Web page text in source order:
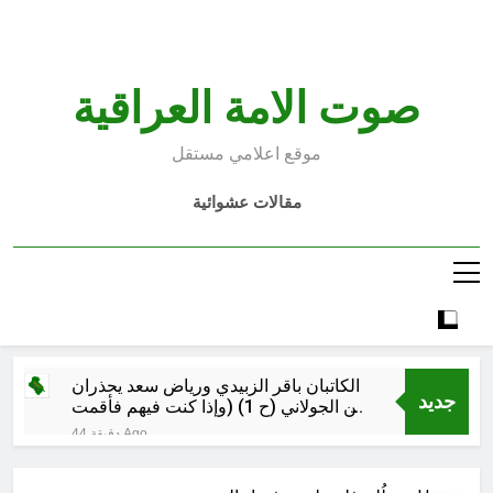
صوت الامة العراقية
موقع اعلامي مستقل
مقالات عشوائية
جديد
الكاتبان باقر الزبيدي ورياض سعد يحذران
من الجولاني (ح 1) (وإذا كنت فيهم فأقمت
لهم الصلاة فلتقم طائفة منهم معك
وليأخذوا أٍسلحتهم)
44 دقيقة Ago